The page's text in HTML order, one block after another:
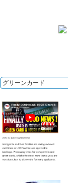
グリーンカード